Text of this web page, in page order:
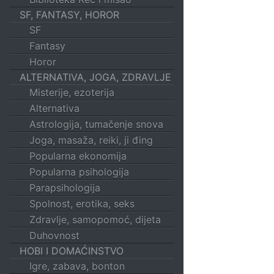
SF, FANTASY, HOROR
SF
Fantasy
Horor
ALTERNATIVA, JOGA, ZDRAVLJE
Misterije, ezoterija
Alternativa
Astrologija, tumačenje snova
Joga, masaža, reiki, ji đing
Popularna ekonomija
Popularna psihologija
Parapsihologija
Spolnost, erotika, seks
Zdravlje, samopomoć, dijeta
Duhovnost
HOBI I DOMAĆINSTVO
Igre, zabava, bonton